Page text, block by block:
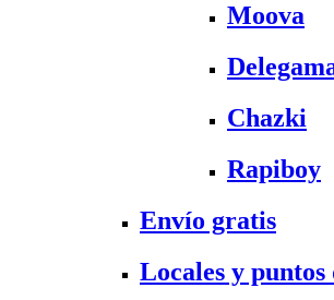
Moova
Chazki
Rapiboy
Envío gratis
Locales y